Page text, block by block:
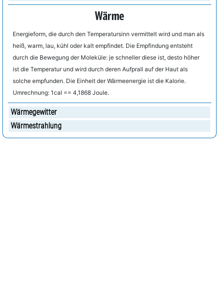
Wärme
Energieform, die durch den Temperatursinn vermittelt wird und man als
heiß, warm, lau, kühl oder kalt empfindet. Die Empfindung entsteht
durch die Bewegung der Moleküle: je schneller diese ist, desto höher
ist die Temperatur und wird durch deren Aufprall auf der Haut als
solche empfunden. Die Einheit der Wärmeenergie ist die Kalorie.
Umrechnung: 1cal == 4,1868 Joule.
Wärmegewitter
Wärmestrahlung